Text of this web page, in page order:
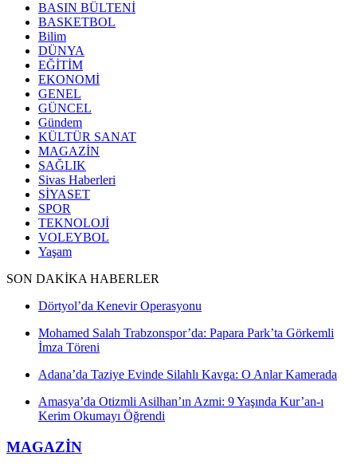
BASIN BÜLTENİ
BASKETBOL
Bilim
DÜNYA
EĞİTİM
EKONOMİ
GENEL
GÜNCEL
Gündem
KÜLTÜR SANAT
MAGAZİN
SAĞLIK
Sivas Haberleri
SİYASET
SPOR
TEKNOLOJİ
VOLEYBOL
Yaşam
SON DAKİKA HABERLER
Dörtyol’da Kenevir Operasyonu
Mohamed Salah Trabzonspor’da: Papara Park’ta Görkemli
İmza Töreni
Adana’da Taziye Evinde Silahlı Kavga: O Anlar Kamerada
Amasya’da Otizmli Asilhan’ın Azmi: 9 Yaşında Kur’an-ı
Kerim Okumayı Öğrendi
MAGAZİN